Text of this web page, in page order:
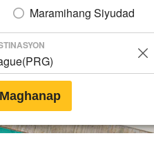
Maramihang Siyudad
Maghanap